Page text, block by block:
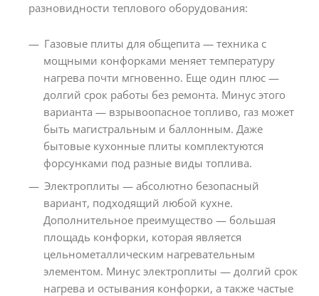
разновидности теплового оборудования:
Газовые плиты для общепита — техника с
мощными конфорками меняет температуру
нагрева почти мгновенно. Еще один плюс —
долгий срок работы без ремонта. Минус этого
варианта — взрывоопасное топливо, газ может
быть магистральным и баллонным. Даже
бытовые кухонные плиты комплектуются
форсунками под разные виды топлива.
Электроплиты — абсолютно безопасный
вариант, подходящий любой кухне.
Дополнительное преимущество — большая
площадь конфорки, которая является
цельнометаллическим нагревательным
элементом. Минус электроплиты — долгий срок
нагрева и остывания конфорки, а также частые